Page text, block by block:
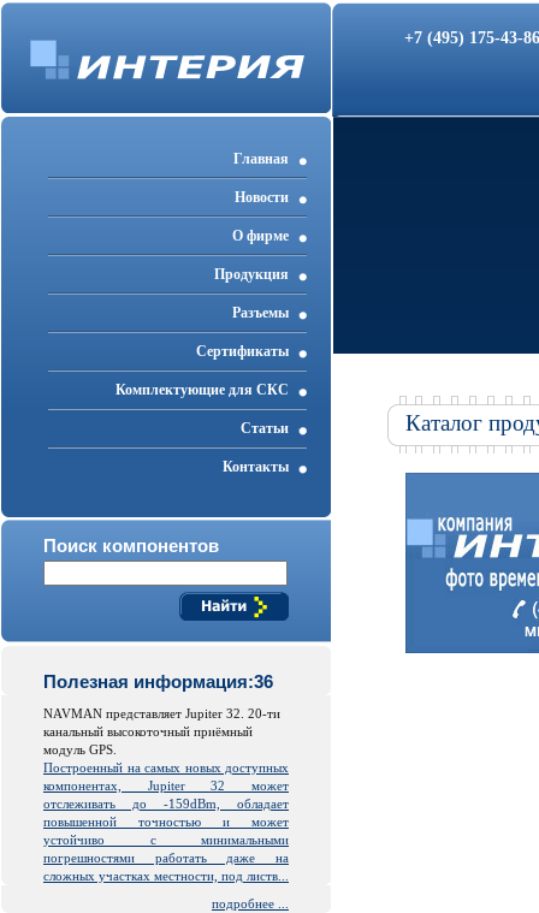
+7 (495) 175-43-
Главная
Новости
О фирме
Продукция
Разъемы
Cертификаты
Комплектующие для СКС
Статьи
Контакты
Поиск компонентов
Полезная информация:36
NAVMAN представляет Jupiter 32. 20-ти
канальный высокоточный приёмный
модуль GPS.
Построенный на самых новых доступных
компонентах, Jupiter 32 может
отслеживать до -159dBm, обладает
повышенной точностью и может
устойчиво с минимальными
погрешностями работать даже на
сложных участках местности, под листв...
подробнее ...
Каталог